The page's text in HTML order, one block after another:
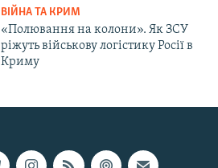
ВІЙНА ТА КРИМ
«Полювання на колони». Як ЗСУ
ріжуть військову логістику Росії в
Криму